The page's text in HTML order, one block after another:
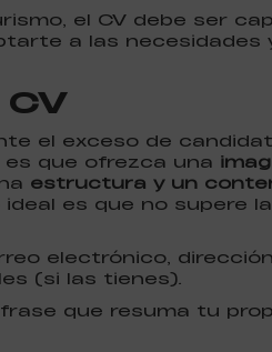
el CV debe ser
a las necesidades
el exceso de
que ofrezca una
estructura y un
es que no supere
electrónico,
(si las tienes).
que resuma tu